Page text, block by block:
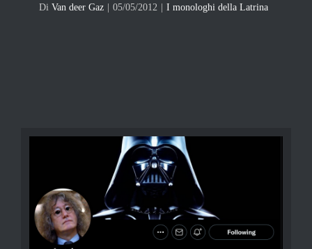
Di Van deer Gaz | 05/05/2012 | I monologhi della Latrina